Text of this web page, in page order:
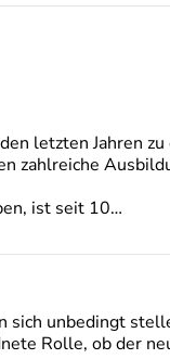
letzten Jahren
zahlreiche
ist seit 10…
sich unbedingt
Rolle, ob der